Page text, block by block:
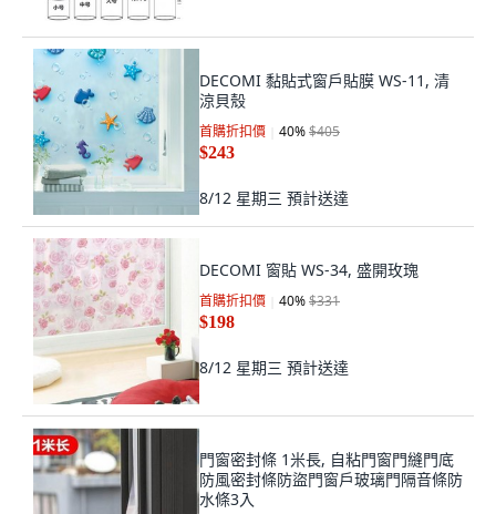
DECOMI 黏貼式窗戶貼膜 WS-11, 清
涼貝殼
首購折扣價 40%$405
$243
8/12 星期三 預計送達
DECOMI 窗貼 WS-34, 盛開玫瑰
首購折扣價 40%$331
$198
8/12 星期三 預計送達
門窗密封條 1米長, 自粘門窗門縫門底
防風密封條防盜門窗戶玻璃門隔音條防
水條3入